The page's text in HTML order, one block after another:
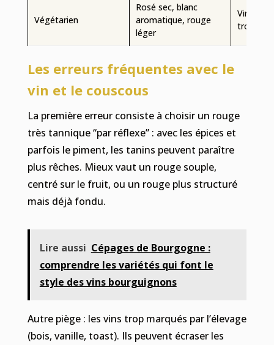
Végétarien
Rosé sec, blanc
aromatique, rouge
léger
Vins
trop
Les erreurs fréquentes avec le
vin et le couscous
La première erreur consiste à choisir un rouge
très tannique “par réflexe” : avec les épices et
parfois le piment, les tanins peuvent paraître
plus rêches. Mieux vaut un rouge souple,
centré sur le fruit, ou un rouge plus structuré
mais déjà fondu.
Lire aussi Cépages de Bourgogne :
comprendre les variétés qui font le
style des vins bourguignons
Autre piège : les vins trop marqués par l’élevage
(bois, vanille, toast). Ils peuvent écraser les